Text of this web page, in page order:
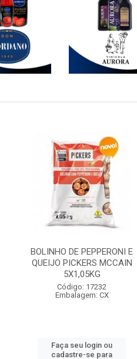
BOLINHO DE PEPPERONI E
QUEIJO PICKERS MCCAIN
5X1,05KG
Código: 17232
Embalagem: CX
Faça seu login ou
cadastre-se para